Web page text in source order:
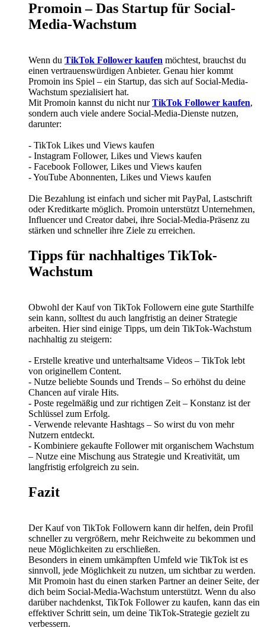
Promoin – Das Startup für Social-
Media-Wachstum
Wenn du TikTok Follower kaufen möchtest, brauchst du
einen vertrauenswürdigen Anbieter. Genau hier kommt
Promoin ins Spiel – ein Startup, das sich auf Social-Media-
Wachstum spezialisiert hat.
Mit Promoin kannst du nicht nurTikTok Follower kaufen,
sondern auch viele andere Social-Media-Dienste nutzen,
darunter:
- TikTok Likes und Views kaufen
- Instagram Follower, Likes und Views kaufen
- Facebook Follower, Likes und Views kaufen
- YouTube Abonnenten, Likes und Views kaufen
Die Bezahlung ist einfach und sicher mit PayPal, Lastschrift
oder Kreditkarte möglich. Promoin unterstützt Unternehmen,
Influencer und Creator dabei, ihre Social-Media-Präsenz zu
stärken und schneller ihre Ziele zu erreichen.
Tipps für nachhaltiges TikTok-
Wachstum
Obwohl der Kauf von TikTok Followern eine gute Starthilfe
sein kann, solltest du auch langfristig an deiner Strategie
arbeiten. Hier sind einige Tipps, um dein TikTok-Wachstum
nachhaltig zu steigern:
- Erstelle kreative und unterhaltsame Videos – TikTok lebt
von originellem Content.
- Nutze beliebte Sounds und Trends – So erhöhst du deine
Chancen auf virale Hits.
- Poste regelmäßig und zur richtigen Zeit – Konstanz ist der
Schlüssel zum Erfolg.
- Verwende relevante Hashtags – So wirst du von mehr
Nutzern entdeckt.
- Kombiniere gekaufte Follower mit organischem Wachstum
– Nutze eine Mischung aus Strategie und Kreativität, um
langfristig erfolgreich zu sein.
Fazit
Der Kauf von TikTok Followern kann dir helfen, dein Profil
schneller zu vergrößern, mehr Reichweite zu bekommen und
neue Möglichkeiten zu erschließen.
Besonders in einem umkämpften Umfeld wie TikTok ist es
sinnvoll, jede Möglichkeit zu nutzen, um sichtbar zu werden.
Mit Promoin hast du einen starken Partner an deiner Seite, der
dich beim Social-Media-Wachstum unterstützt. Wenn du also
darüber nachdenkst, TikTok Follower zu kaufen, kann das ein
effektiver Schritt sein, um deine TikTok-Strategie gezielt zu
verbessern.